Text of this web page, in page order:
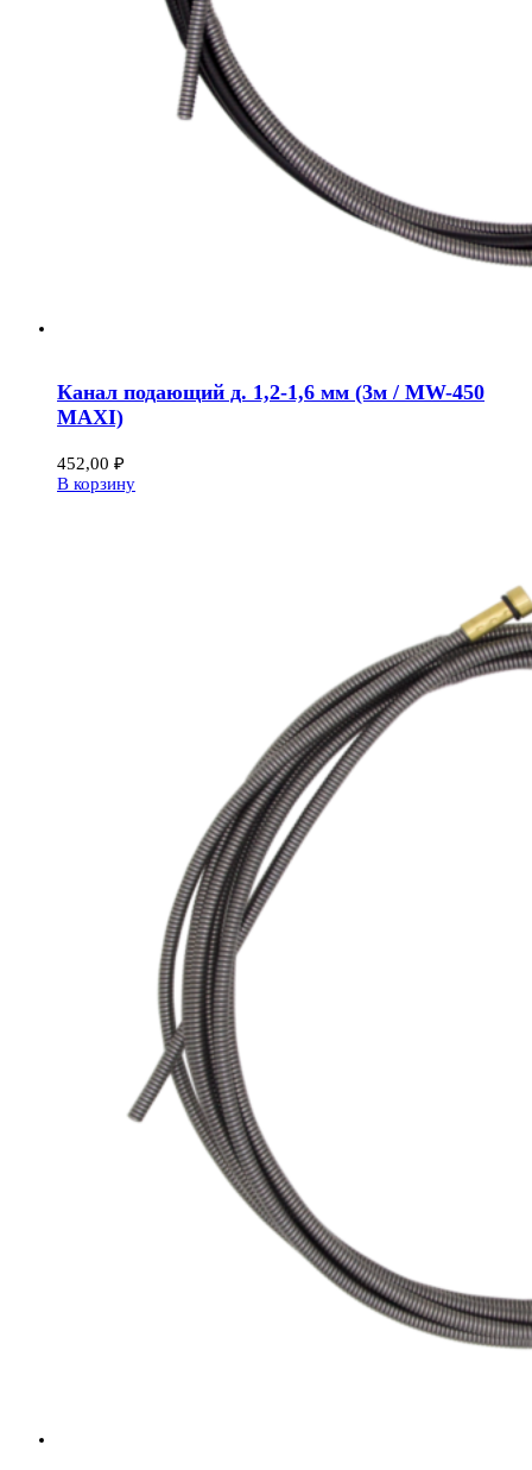
Канал подающий д. 1,2-1,6 мм (3м / MW-450
MAXI)
452,00 ₽
В корзину